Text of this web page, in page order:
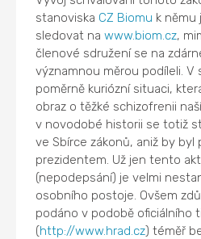
stanoviska CZ Biomu k němu
sledovat nawww.biom.cz,
členové sdružení se na
významnou měrou podíleli. V
poměrně kuriózní situaci,
obraz o těžké schizofrenii
v novodobé historii se totiž
ve Sbírce zákonů, aniž by byl
prezidentem. Už jen tento
(nepodepsání) je velmi
osobního postoje. Ovšem
podáno v podobě oficiálního
(http://www.hrad.cz) téměř